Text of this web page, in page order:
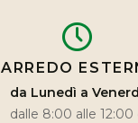
ARREDO
da Lunedì a
dalle 8:00 alle 12:00